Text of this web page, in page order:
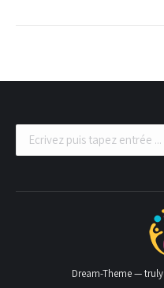
Recherche
:
Dream-Theme — truly